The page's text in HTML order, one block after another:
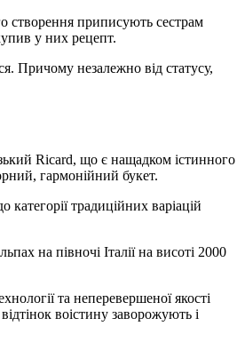
створення приписують сестрам
у них рецепт.
Причому незалежно від статусу,
Ricard, що є нащадком істинного
гармонійний букет.
традиційних варіацій
на півночі Італії на висоті 2000
та неперевершеної якості
воістину заворожують і